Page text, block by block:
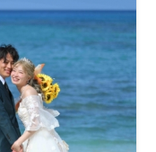
装 琉装
ヘアメイクなし